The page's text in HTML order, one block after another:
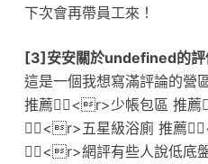
下次會再帶員工來！
[3]安安關於undefined的評
這是一個我想寫滿評論的
推薦👍🏻<r>少帳包區 推
👍🏻<r>五星級浴廁 推薦
👍🏻<r>網評有些人說低